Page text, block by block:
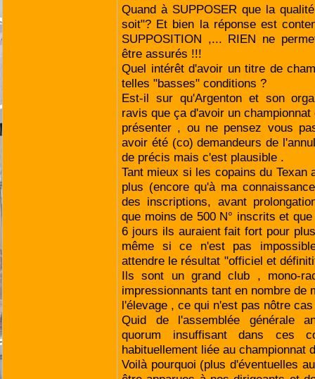
Quand à SUPPOSER que la
soit"? Et bien la réponse est
SUPPOSITION ,... RIEN ne
être assurés !!!
Quel intérêt d'avoir un titre de
telles "basses" conditions ?
Est-il sur qu'Argenton et son
ravis que ça d'avoir un
présenter , ou ne pensez vous
avoir été (co) demandeurs de
de précis mais c'est plausible .
Tant mieux si les copains du Texan
plus (encore qu'à ma
des inscriptions, avant
que moins de 500 N° inscrits et
6 jours ils auraient fait fort pour
même si ce n'est pas
attendre le résultat "officiel et
Ils sont un grand club , mono-
impressionnants tant en nombre de
l'élevage , ce qui n'est pas nôtre
Quid de l'assemblée générale
quorum insuffisant dans ces
habituellement liée au championnat
Voilà pourquoi (plus d'éventuelles